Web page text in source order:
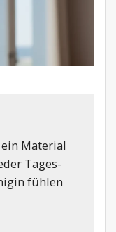
Material
Tages-
fühlen